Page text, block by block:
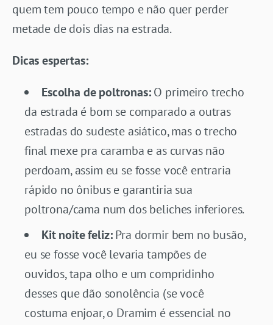
quem tem pouco tempo e não quer perder
metade de dois dias na estrada.
Dicas espertas:
Escolha de poltronas:O primeiro trecho
da estrada é bom se comparado a outras
estradas do sudeste asiático, mas o trecho
final mexe pra caramba e as curvas não
perdoam, assim eu se fosse você entraria
rápido no ônibus e garantiria sua
poltrona/cama num dos beliches inferiores.
Kit noite feliz:Pra dormir bem no busão,
eu se fosse você levaria tampões de
ouvidos, tapa olho e um compridinho
desses que dão sonolência (se você
costuma enjoar, o Dramim é essencial no